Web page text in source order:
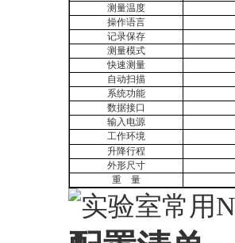
测量温度
操作语言
记录保存
测量模式
快速测量
自动扫描
系统功能
数据接口
输入电源
工作环境
升降行程
外形尺寸
重
量